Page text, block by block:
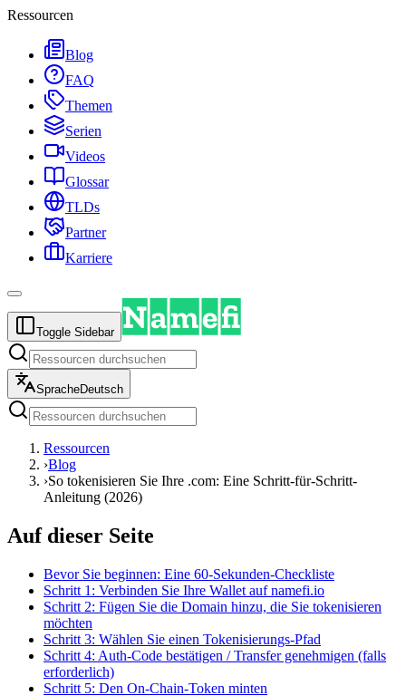
Ressourcen
Blog
FAQ
Themen
Serien
Videos
Glossar
TLDs
Partner
Karriere
Toggle Sidebar
SpracheDeutsch
Ressourcen
›Blog
›So tokenisieren Sie Ihre .com: Eine Schritt-für-Schritt-
Anleitung (2026)
Auf dieser Seite
Bevor Sie beginnen: Eine 60-Sekunden-Checkliste
Schritt 1: Verbinden Sie Ihre Wallet auf namefi.io
Schritt 2: Fügen Sie die Domain hinzu, die Sie tokenisieren
möchten
Schritt 3: Wählen Sie einen Tokenisierungs-Pfad
Schritt 4: Auth-Code bestätigen / Transfer genehmigen (falls
erforderlich)
Schritt 5: Den On-Chain-Token minten